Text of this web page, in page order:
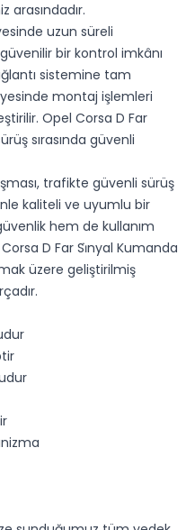
uzun süreli
bir kontrol imkânı
sistemine tam
montaj işlemleri
Opel Corsa D Far
sırasında güvenli
trafikte güvenli sürüş
kaliteli ve uyumlu bir
hem de kullanım
D Far Si̇nyal Kumanda
üzere geliştirilmiş